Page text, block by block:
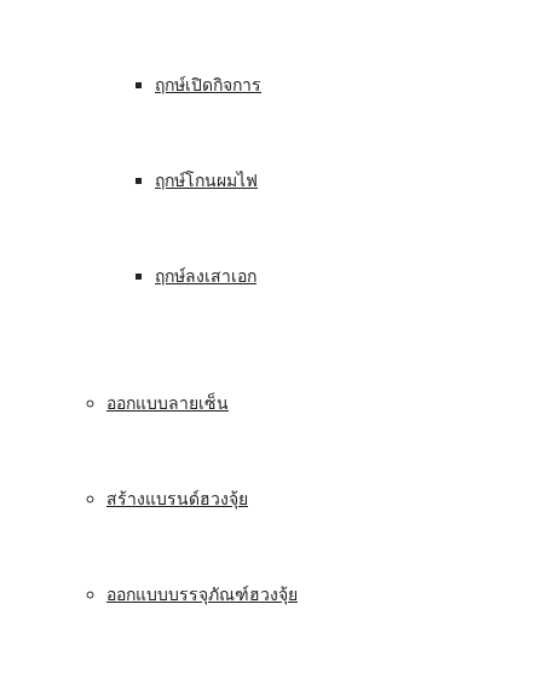
ฤกษ์เปิดกิจการ
ฤกษ์โกนผมไฟ
ฤกษ์ลงเสาเอก
ออกแบบลายเซ็น
สร้างแบรนด์ฮวงจุ้ย
ออกแบบบรรจุภัณฑ์ฮวงจุ้ย